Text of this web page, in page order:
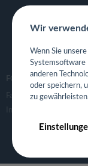
FOLGE UNS
Facebook
Instagram
Wir
Wenn Sie
Systemsoftware
anderen
oder speichern,
zu